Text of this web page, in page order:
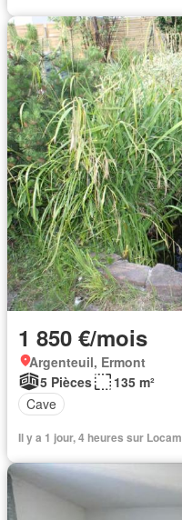
1 850 €/mois
Argenteuil, Ermont
5 Pièces
135 m²
Cave
Il y a 1 jour, 4 heures sur